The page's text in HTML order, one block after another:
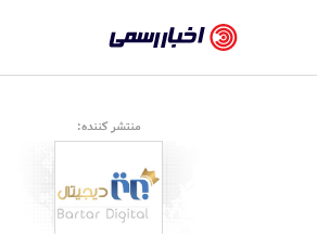
رسمی
-
اخبار
تایید
شده
منتشر کننده: